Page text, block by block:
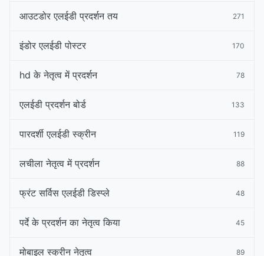
आउटडोर एलईडी प्रदर्शन तय 271
इंडोर एलईडी पोस्टर 170
hd के नेतृत्व में प्रदर्शन 78
एलईडी प्रदर्शन बोर्ड 133
पारदर्शी एलईडी स्क्रीन 119
लचीला नेतृत्व में प्रदर्शन 88
फ्रंट सर्विस एलईडी डिस्प्ले 48
पर्दे के प्रदर्शन का नेतृत्व किया 45
मोबाइल स्क्रीन नेतृत्व 89